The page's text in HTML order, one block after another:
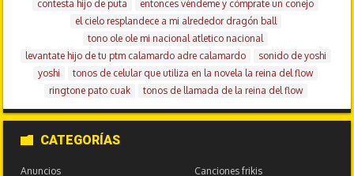
contesta hijo de puta
entonces véndeme y cómprate un conejo
el cielo resplandece a mi alrededor dragón ball
tono ole ole mi nacional atletico nacional
levantate hijo de tu ptm calamardo adre calamardo
sonido de yoshi
yoshi
tonos de celular que utiliza en la novela la reina del flow
ringtone pato cuak
tonos de llamada de la reina del flow
CATEGORÍAS
Anuncios
Canciones frikis